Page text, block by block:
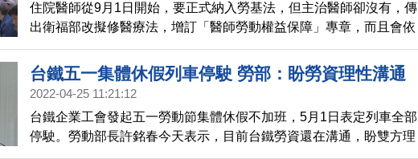
沒有「雙人乘務」。另外，文章還說，台鐵車種複雜，有的沒有零件
可修。以及，軌道的養護時間不足。文章還提到，ATP作用會強制降
速甚至降速至零，乘客
住院醫師從9月1日開始，要正式納入勞基法，但主治醫師卻沒有，傳
出衛福部改擬修醫療法，增訂「醫師勞動權益保障」專章，而且會依
照目前住院醫師的每週80小時的工時為基準，就有醫師預言，一旦上
路，病人想看名醫的門診、想讓名醫開刀，難度更高，恐怕衝擊民眾
就醫權益。
台鐵五一集體休假列車停駛 勞部：盼勞資理性溝通
2022-04-25 11:21:12
台鐵企業工會發起五一勞動節集體休假不加班，5月1日表定列車全部
停駛。勞動部長許銘春今天表示，目前台鐵勞資還在溝通，盼雙方理
性面對，兼顧勞工權益和旅客便利；勞動部會持續關注。